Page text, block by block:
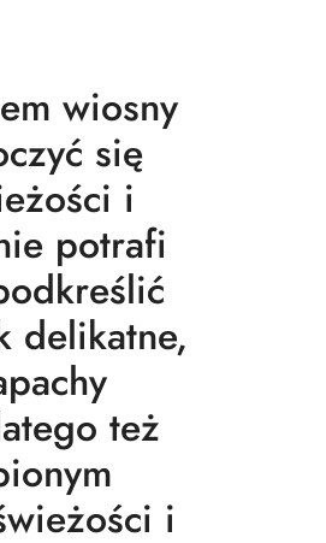
wiosny
się
i
potrafi
delikatne,
też
i